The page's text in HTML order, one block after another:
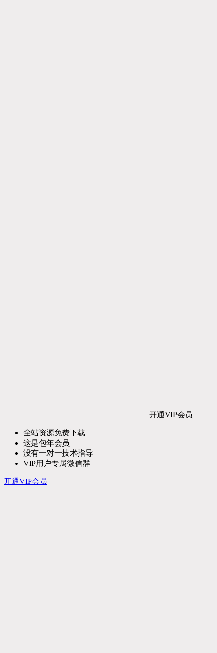
开通VIP会员
全站资源免费下载
这是包年会员
没有一对一技术指导
VIP用户专属微信群
开通VIP会员